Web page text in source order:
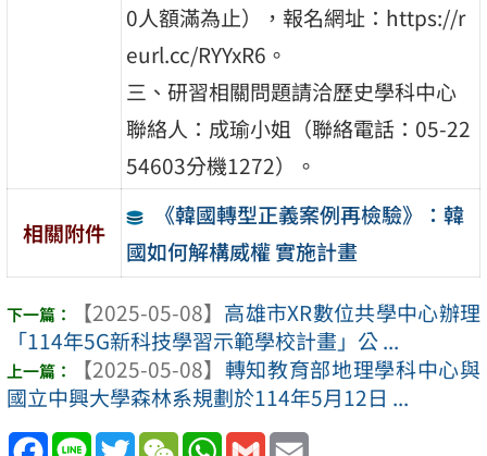
0人額滿為止），報名網址：https://r
eurl.cc/RYYxR6。
三、研習相關問題請洽歷史學科中心
聯絡人：成瑜小姐（聯絡電話：05-22
54603分機1272）。
相關附件
《韓國轉型正義案例再檢驗》：韓
國如何解構威權 實施計畫
【2025-05-08】 高雄市XR數位共學中心辦理
「114年5G新科技學習示範學校計畫」公 ...
【2025-05-08】 轉知教育部地理學科中心與
國立中興大學森林系規劃於114年5月12日 ...
Facebook
Line TwitterWeChatWhatsApp
Gmail